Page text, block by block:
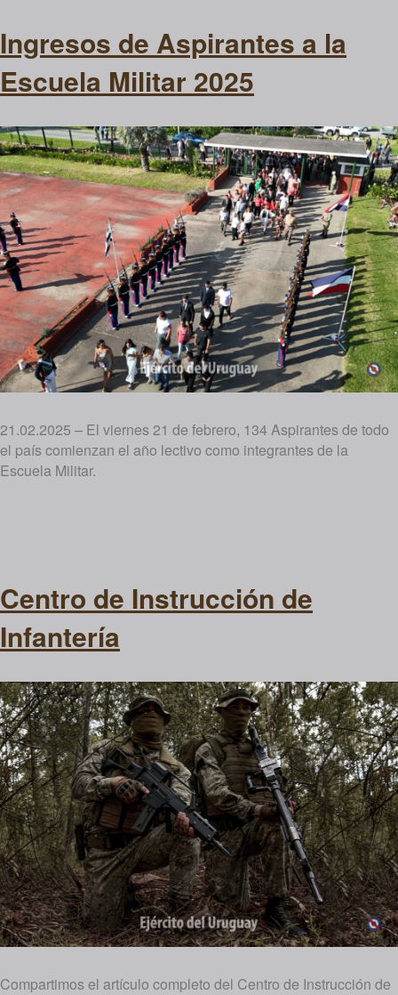
Ingresos de Aspirantes a la
Escuela Militar 2025
21.02.2025 – El viernes 21 de febrero, 134 Aspirantes de todo
el país comienzan el año lectivo como integrantes de la
Escuela Militar.
Centro de Instrucción de
Infantería
Compartimos el artículo completo del Centro de Instrucción de